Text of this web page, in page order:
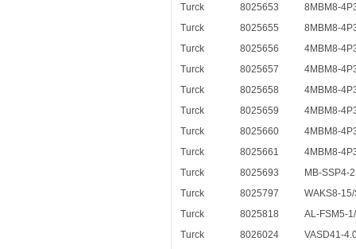
Turck
8025653
8MBM8-
Turck
8025655
8MBM8-
Turck
8025656
4MBM8-
Turck
8025657
4MBM8-
Turck
8025658
4MBM8-
Turck
8025659
4MBM8-
Turck
8025660
4MBM8-
Turck
8025661
4MBM8-
Turck
8025693
MB-SSP4-
Turck
8025797
WAKS8-
Turck
8025818
AL-FSM5-
Turck
8026024
VASD41-